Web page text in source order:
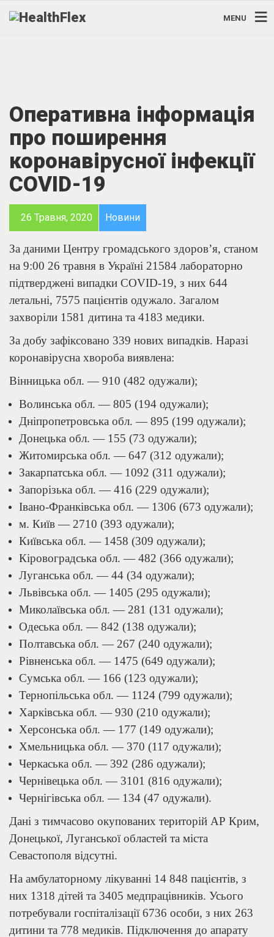
MENU
Оперативна інформація
про поширення
коронавірусної інфекції
COVID-19
26 Травня, 2020 Новини
За даними Центру громадського здоров’я, станом
на 9:00 26 травня в Україні 21584 лабораторно
підтверджені випадки COVID-19, з них 644
летальні, 7575 пацієнтів одужало. Загалом
захворіли 1581 дитина та 4183 медики.
За добу зафіксовано 339 нових випадків. Наразі
коронавірусна хвороба виявлена:
Вінницька обл. — 910 (482 одужали);
Волинська обл. — 805 (194 одужали);
Дніпропетровська обл. — 895 (199 одужали);
Донецька обл. — 155 (73 одужали);
Житомирська обл. — 647 (312 одужали);
Закарпатська обл. — 1092 (311 одужали);
Запорізька обл. — 416 (229 одужали);
Івано-Франківська обл. — 1306 (673 одужали);
м. Київ — 2710 (393 одужали);
Київська обл. — 1458 (309 одужали);
Кіровоградська обл. — 482 (366 одужали);
Луганська обл. — 44 (34 одужали);
Львівська обл. — 1405 (295 одужали);
Миколаївська обл. — 281 (131 одужали);
Одеська обл. — 842 (138 одужали);
Полтавська обл. — 267 (240 одужали);
Рівненська обл. — 1475 (649 одужали);
Сумська обл. — 166 (123 одужали);
Тернопільська обл. — 1124 (799 одужали);
Харківська обл. — 930 (210 одужали);
Херсонська обл. — 177 (149 одужали);
Хмельницька обл. — 370 (117 одужали);
Черкаська обл. — 392 (286 одужали);
Чернівецька обл. — 3101 (816 одужали);
Чернігівська обл. — 134 (47 одужали).
Дані з тимчасово окупованих територій АР Крим,
Донецької, Луганської областей та міста
Севастополя відсутні.
На амбулаторному лікуванні 14 848 пацієнтів, з
них 1318 дітей та 3405 медпрацівників. Усього
потребували госпіталізації 6736 особи, з них 263
дитини та 778 медиків. Підключення до апарату